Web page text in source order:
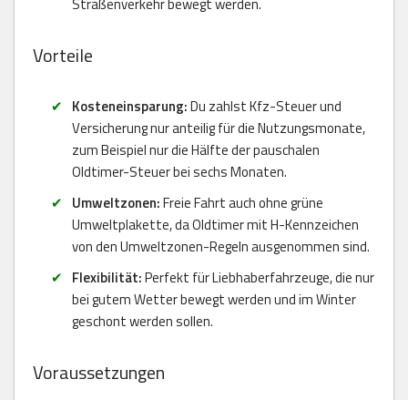
Vorteile
Kosteneinsparung:Du zahlst Kfz-Steuer und
Versicherung nur anteilig für die Nutzungsmonate,
zum Beispiel nur die Hälfte der pauschalen
Oldtimer-Steuer bei sechs Monaten.
Umweltzonen:Freie Fahrt auch ohne grüne
Umweltplakette, da Oldtimer mit H-Kennzeichen
von den Umweltzonen-Regeln ausgenommen sind.
Flexibilität:Perfekt für Liebhaberfahrzeuge, die nur
bei gutem Wetter bewegt werden und im Winter
geschont werden sollen.
Voraussetzungen